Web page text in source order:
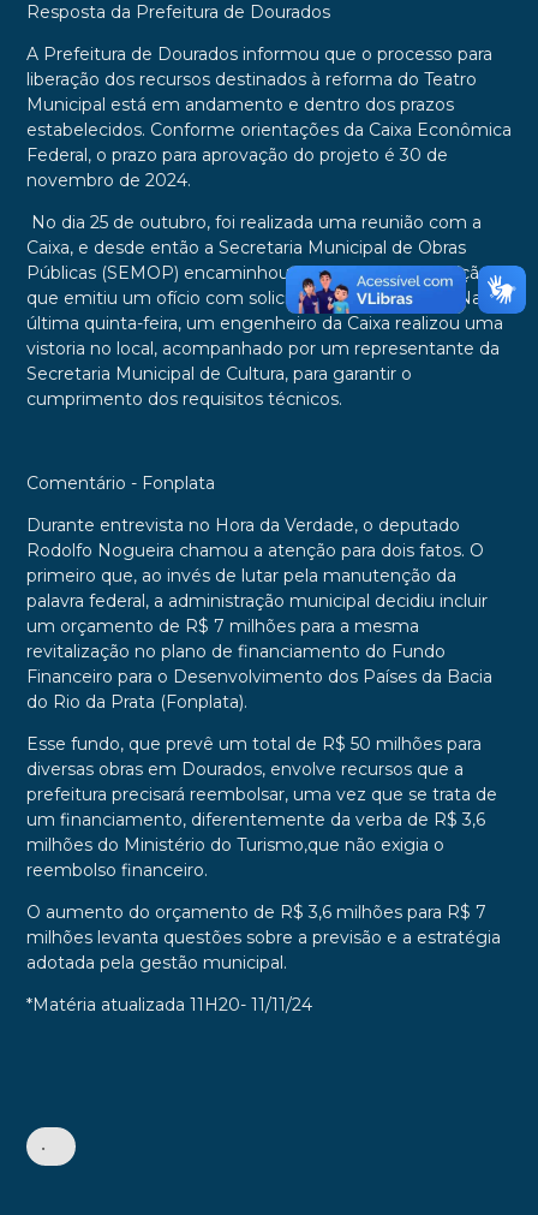
Resposta da Prefeitura de Dourados
A Prefeitura de Dourados informou que o processo para
liberação dos recursos destinados à reforma do Teatro
Municipal está em andamento e dentro dos prazos
estabelecidos. Conforme orientações da Caixa Econômica
Federal, o prazo para aprovação do projeto é 30 de
novembro de 2024.
No dia 25 de outubro, foi realizada uma reunião com a
Caixa, e desde então a Secretaria Municipal de Obras
Públicas (SEMOP) encaminhou o processo à instituição,
que emitiu um ofício com solicitações de correção. Na
última quinta-feira, um engenheiro da Caixa realizou uma
vistoria no local, acompanhado por um representante da
Secretaria Municipal de Cultura, para garantir o
cumprimento dos requisitos técnicos.
Comentário - Fonplata
Durante entrevista no Hora da Verdade, o deputado
Rodolfo Nogueira chamou a atenção para dois fatos. O
primeiro que, ao invés de lutar pela manutenção da
palavra federal, a administração municipal decidiu incluir
um orçamento de R$ 7 milhões para a mesma
revitalização no plano de financiamento do Fundo
Financeiro para o Desenvolvimento dos Países da Bacia
do Rio da Prata (Fonplata).
Esse fundo, que prevê um total de R$ 50 milhões para
diversas obras em Dourados, envolve recursos que a
prefeitura precisará reembolsar, uma vez que se trata de
um financiamento, diferentemente da verba de R$ 3,6
milhões do Ministério do Turismo,que não exigia o
reembolso financeiro.
O aumento do orçamento de R$ 3,6 milhões para R$ 7
milhões levanta questões sobre a previsão e a estratégia
adotada pela gestão municipal.
*Matéria atualizada 11H20- 11/11/24
•